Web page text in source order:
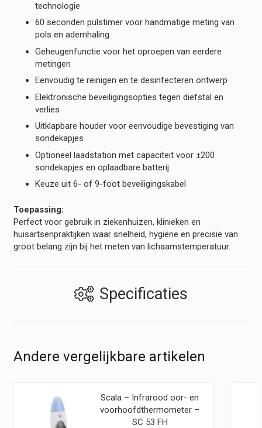
technologie
60 seconden pulstimer voor handmatige meting van
pols en ademhaling
Geheugenfunctie voor het oproepen van eerdere
metingen
Eenvoudig te reinigen en te desinfecteren ontwerp
Elektronische beveiligingsopties tegen diefstal en
verlies
Uitklapbare houder voor eenvoudige bevestiging van
sondekapjes
Optioneel laadstation met capaciteit voor ±200
sondekapjes en oplaadbare batterij
Keuze uit 6- of 9-foot beveiligingskabel
Toepassing:
Perfect voor gebruik in ziekenhuizen, klinieken en
huisartsenpraktijken waar snelheid, hygiëne en precisie van
groot belang zijn bij het meten van lichaamstemperatuur.
Specificaties
Andere vergelijkbare artikelen
Scala – Infrarood oor- en
voorhoofdthermometer –
SC 53 FH